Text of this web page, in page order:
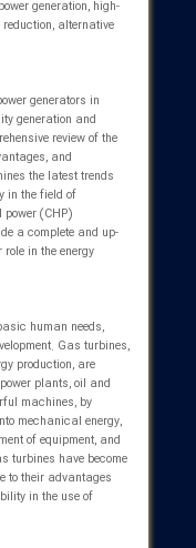
و تعمیرات
و تعمیرات دوره‌ای توربین
عمر مفید آن ضروری است.
قطعات فرسوده و انجام
ناگهانی کمک کنند.